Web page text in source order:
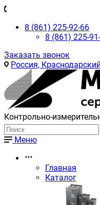
8 (861) 225-92-66
8 (861) 225-
Заказать звонок
Россия,
Контрольно-
Меню
Главная
Каталог